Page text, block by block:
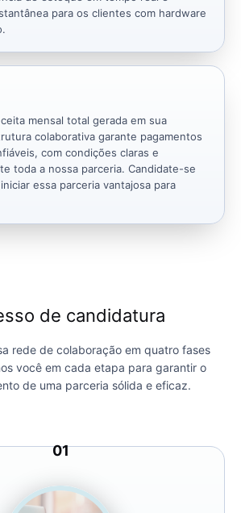
para os clientes com hardware
mensal total gerada em sua
colaborativa garante pagamentos
com condições claras e
toda a nossa parceria. Candidate-se
essa parceria vantajosa para
de candidatura
rede de colaboração em quatro fases
você em cada etapa para garantir o
de uma parceria sólida e eficaz.